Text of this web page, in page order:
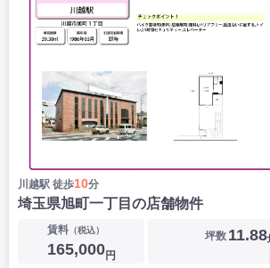
川越駅 徒歩10分
埼玉県旭町一丁目の店舗物件
賃料（税込）
165,000円
坪数 11.88